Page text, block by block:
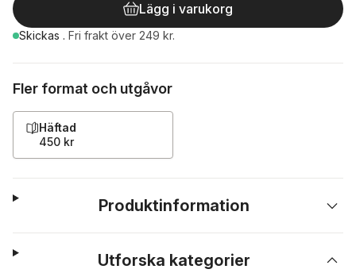
Lägg i varukorg
Skickas . Fri frakt över 249 kr.
Fler format och utgåvor
Häftad
450 kr
Produktinformation
Utforska kategorier